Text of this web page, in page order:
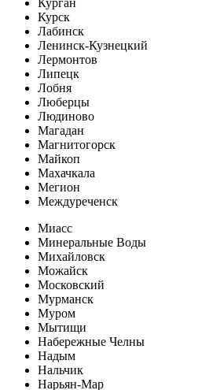
Курск
Лабинск
Ленинск-Кузнецкий
Лермонтов
Липецк
Лобня
Люберцы
Людиново
Магадан
Магнитогорск
Майкоп
Махачкала
Мегион
Междуреченск
Миасс
Минеральные Воды
Михайловск
Можайск
Московский
Мурманск
Муром
Мытищи
Набережные Челны
Надым
Нальчик
Нарьян-Мар